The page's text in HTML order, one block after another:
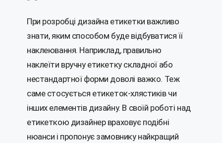
При розробці дизайна етикетки важливо
знати, яким способом буде відбуватися її
наклеювання. Наприклад, правильно
наклеїти вручну етикетку складної або
нестандартної форми доволі важко. Теж
саме стосується етикеток-хлястиків чи
інших елементів дизайну. В своїй роботі над
етикеткою дизайнер враховує подібні
нюанси і пропонує замовнику найкращий